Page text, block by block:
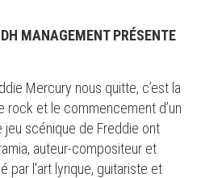
DH MANAGEMENT PRÉSENTE
Mercury nous quitte, c’est la
rock et le commencement d’un
scénique de Freddie ont
auteur-compositeur et
par l'art lyrique, guitariste et